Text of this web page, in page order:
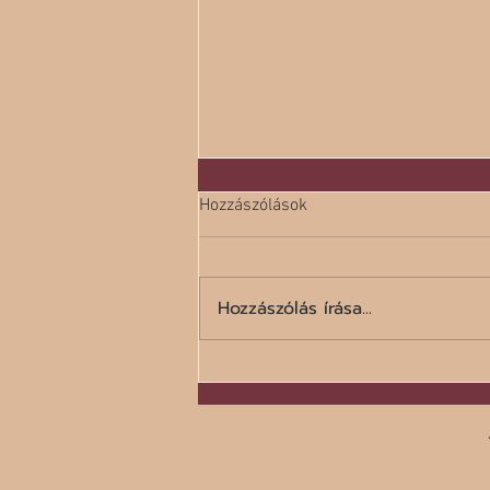
Hozzászólások
Hozzászólás írása...